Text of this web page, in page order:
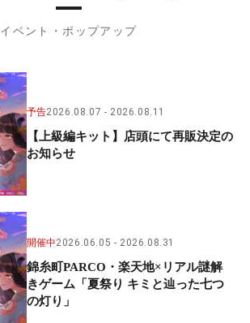
イベント・ポップアップ
予告2026.08.07 2026.08.11
【上級編キット】店頭にて再販決定の
お知らせ
開催中2026.06.05 2026.08.31
錦糸町PARCO・楽天地×リアル謎解
きゲーム「夏祭り キミと辿った七つ
の灯り」